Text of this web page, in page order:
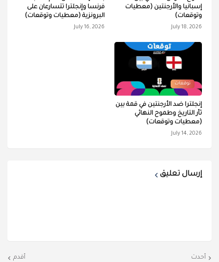
إسبانيا والأرجنتين (معطيات
وتوقعات)
July 18, 2026
فرنسا وإنجلترا تتسارعان على
البرونزية (معطيات وتوقعات)
July 16, 2026
توقعات
إنجلترا ضد الأرجنتين في قمة بين
ثأر التاريخ وطموح النهائي
(معطيات وتوقعات)
July 14, 2026
إرسال تعليق
أحدث أقدم